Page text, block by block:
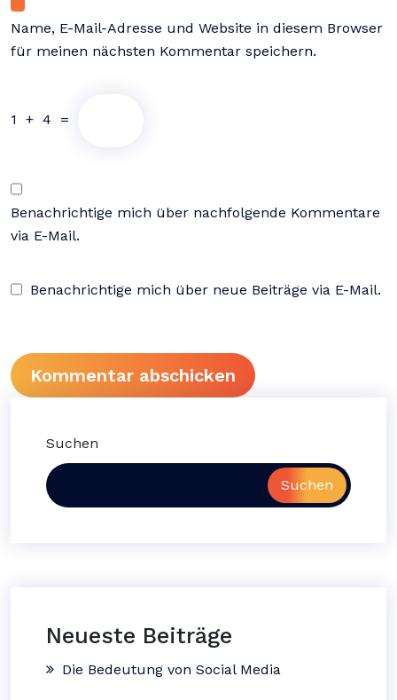
Name, E-Mail-Adresse und Website in diesem Browser
für meinen nächsten Kommentar speichern.
1 + 4 =
Benachrichtige mich über nachfolgende Kommentare
via E-Mail.
Benachrichtige mich über neue Beiträge via E-Mail.
Suchen
Suchen
Neueste Beiträge
Die Bedeutung von Social Media